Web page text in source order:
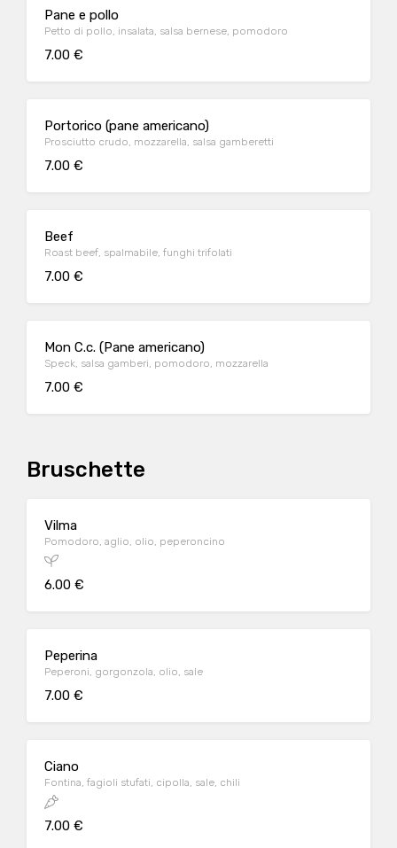
Pane e pollo
Petto di pollo, insalata, salsa bernese, pomodoro
7.00 €
Portorico (pane americano)
Prosciutto crudo, mozzarella, salsa gamberetti
7.00 €
Beef
Roast beef, spalmabile, funghi trifolati
7.00 €
Mon C.c. (Pane americano)
Speck, salsa gamberi, pomodoro, mozzarella
7.00 €
Bruschette
Vilma
Pomodoro, aglio, olio, peperoncino
6.00 €
Peperina
Peperoni, gorgonzola, olio, sale
7.00 €
Ciano
Fontina, fagioli stufati, cipolla, sale, chili
7.00 €